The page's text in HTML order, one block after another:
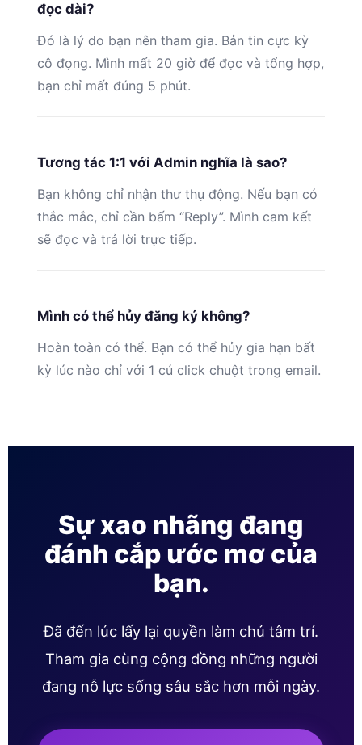
đọc dài?
Đó là lý do bạn nên tham gia. Bản tin cực kỳ
cô đọng. Mình mất 20 giờ để đọc và tổng hợp,
bạn chỉ mất đúng 5 phút.
Tương tác 1:1 với Admin nghĩa là sao?
Bạn không chỉ nhận thư thụ động. Nếu bạn có
thắc mắc, chỉ cần bấm “Reply”. Mình cam kết
sẽ đọc và trả lời trực tiếp.
Mình có thể hủy đăng ký không?
Hoàn toàn có thể. Bạn có thể hủy gia hạn bất
kỳ lúc nào chỉ với 1 cú click chuột trong email.
Sự xao nhãng đang
đánh cắp ước mơ của
bạn.
Đã đến lúc lấy lại quyền làm chủ tâm trí.
Tham gia cùng cộng đồng những người
đang nỗ lực sống sâu sắc hơn mỗi ngày.